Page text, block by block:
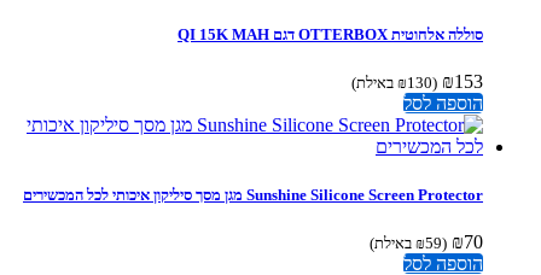
סוללה אלחוטית OTTERBOX דגם QI 15K MAH
₪
(
₪ 130 באילת)
הוספה לסל
Sunshine Silicone Screen Protector מגן מסך סיליקון איכותי לכל המכשירים
(
₪59 באילת)
הוספה לסל